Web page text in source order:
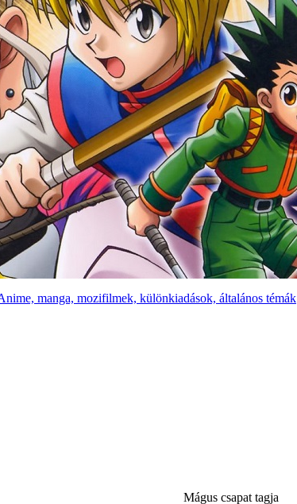
manga, mozifilmek, különkiadások, általános témák
Mágus csapat tagja